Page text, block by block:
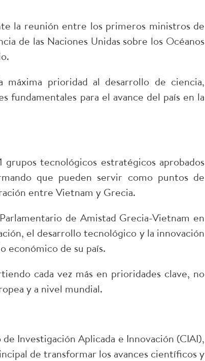
la reunión entre los primeros ministros de
de las Naciones Unidas sobre los Océanos
prioridad al desarrollo de ciencia,
fundamentales para el avance del país en la
tecnológicos estratégicos aprobados
que pueden servir como puntos de
entre Vietnam y Grecia.
de Amistad Grecia-Vietnam en
el desarrollo tecnológico y la innovación
económico de su país.
cada vez más en prioridades clave, no
y a nivel mundial.
Investigación Aplicada e Innovación (CIAI),
de transformar los avances científicos y